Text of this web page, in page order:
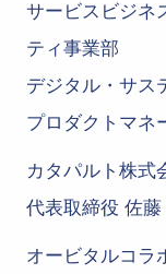
サービスビジネ
ティ事業部
デジタル・サス
プロダクトマネ
カタパルト株式
代表取締役 佐藤
オービタルコラ